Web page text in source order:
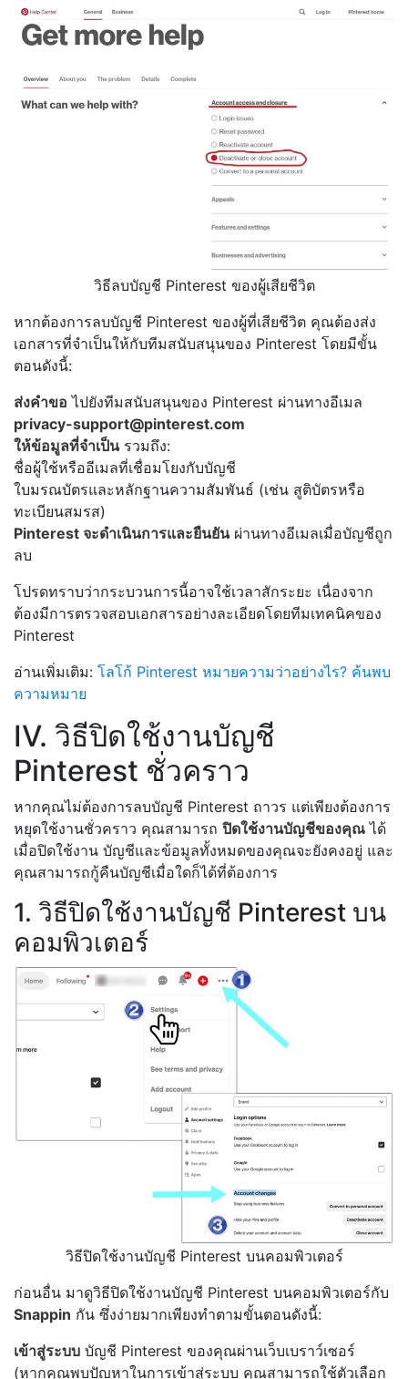
วิธีลบบัญชี Pinterest ของผู้เสียชีวิต
หากต้องการลบบัญชี Pinterest ของผู้ที่เสียชีวิต คุณต้องส่ง
เอกสารที่จำเป็นให้กับทีมสนับสนุนของ Pinterest โดยมีขั้น
ตอนดังนี้:
ส่งคำขอ ไปยังทีมสนับสนุนของ Pinterest ผ่านทางอีเมล
privacy-support@pinterest.com
ให้ข้อมูลที่จำเป็นรวมถึง:
ชื่อผู้ใช้หรืออีเมลที่เชื่อมโยงกับบัญชี
ใบมรณบัตรและหลักฐานความสัมพันธ์ (เช่น สูติบัตรหรือ
ทะเบียนสมรส)
Pinterest จะดำเนินการและยืนยันผ่านทางอีเมลเมื่อบัญชีถูก
ลบ
โปรดทราบว่ากระบวนการนี้อาจใช้เวลาสักระยะ เนื่องจาก
ต้องมีการตรวจสอบเอกสารอย่างละเอียดโดยทีมเทคนิคของ
Pinterest
อ่านเพิ่มเติม: โลโก้ Pinterest หมายความว่าอย่างไร? ค้นพบ
ความหมาย
IV. วิธีปิดใช้งานบัญชี
Pinterest ชั่วคราว
หากคุณไม่ต้องการลบบัญชี Pinterest ถาวร แต่เพียงต้องการ
หยุดใช้งานชั่วคราว คุณสามารถ ปิดใช้งานบัญชีของคุณ ได้
เมื่อปิดใช้งาน บัญชีและข้อมูลทั้งหมดของคุณจะยังคงอยู่ และ
คุณสามารถกู้คืนบัญชีเมื่อใดก็ได้ที่ต้องการ
1. วิธีปิดใช้งานบัญชี Pinterest บน
คอมพิวเตอร์
วิธีปิดใช้งานบัญชี Pinterest บนคอมพิวเตอร์
ก่อนอื่น มาดูวิธีปิดใช้งานบัญชี Pinterest บนคอมพิวเตอร์กับ
Snappin กัน ซึ่งง่ายมากเพียงทำตามขั้นตอนดังนี้:
เข้าสู่ระบบ บัญชี Pinterest ของคุณผ่านเว็บเบราว์เซอร์
(หากคุณพบปัญหาในการเข้าสู่ระบบ คุณสามารถใช้ตัวเลือก